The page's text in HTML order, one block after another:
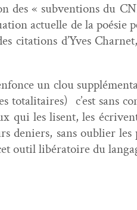
des « sub­ven­tions du
actuelle de la poésie
cita­tions d’Yves
un clou
total­i­taires) c’est sans
qui les lisent, les
deniers, sans oubli­er
out­il libéra­toire du